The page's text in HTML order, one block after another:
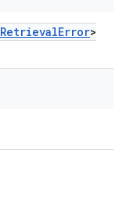
RetrievalError>